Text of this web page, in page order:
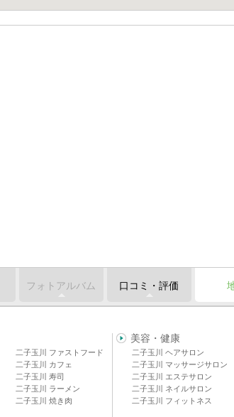
フォトアルバム 口コミ・評価
二子玉川 ファストフード
二子玉川 カフェ
二子玉川 寿司
二子玉川 ラーメン
二子玉川 焼き肉
美容・健康
二子玉川 ヘアサロン
二子玉川 マッサージサロン
二子玉川 エステサロン
二子玉川 ネイルサロン
二子玉川 フィットネス